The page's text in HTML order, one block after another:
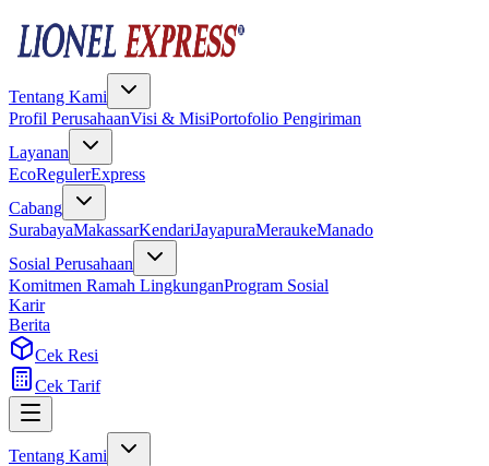
Tentang Kami
Profil PerusahaanVisi & MisiPortofolio Pengiriman
Layanan
EcoRegulerExpress
Cabang
SurabayaMakassarKendariJayapuraMeraukeManado
Sosial Perusahaan
Komitmen Ramah LingkunganProgram Sosial
Karir
Berita
Cek Resi
Cek Tarif
Tentang Kami